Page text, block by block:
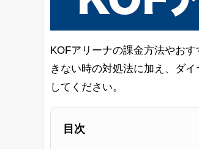
KOFアリーナの課金方法やお
きない時の対処法に加え、ダ
してください。
目次